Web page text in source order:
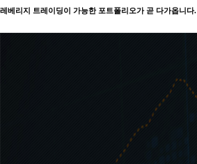
레베리지 트레이딩이 가능한 포트폴리오가 곧 다가옵니다.